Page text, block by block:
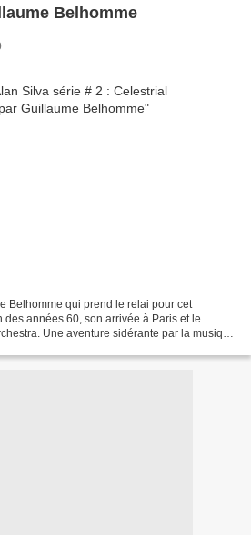
Belhomme
Belhomme qui prend le relai pour cet
années 60, son arrivée à Paris et le
Une aventure sidérante par la musique